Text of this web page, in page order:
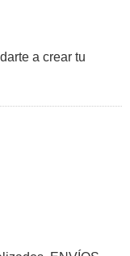
a crear tu